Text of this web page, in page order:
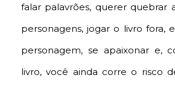
falar palavrões, querer quebrar
personagens, jogar o livro fora,
personagem, se apaixonar e,
livro, você ainda corre o risco